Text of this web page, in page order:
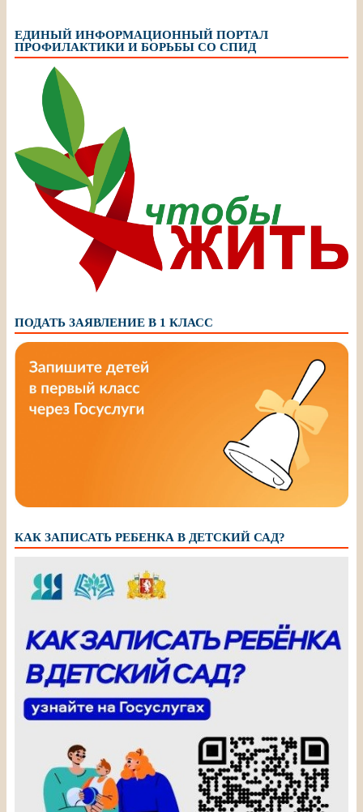
ЕДИНЫЙ ИНФОРМАЦИОННЫЙ ПОРТАЛ
ПРОФИЛАКТИКИ И БОРЬБЫ СО СПИД
ПОДАТЬ ЗАЯВЛЕНИЕ В 1 КЛАСС
КАК ЗАПИСАТЬ РЕБЕНКА В ДЕТСКИЙ САД?